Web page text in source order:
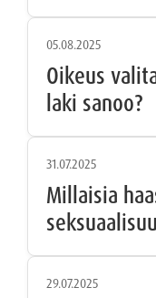
05.08.2025
Oikeus
laki sanoo?
31.07.2025
Millaisia
29.07.2025